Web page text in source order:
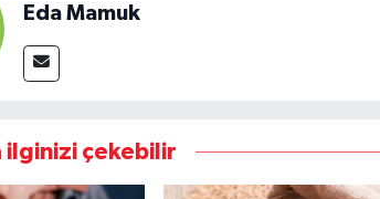
Eda Mamuk
ilginizi çekebilir